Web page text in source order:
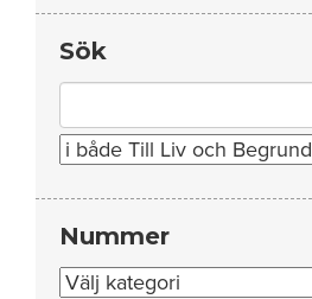
Sök
for:
Nummer
Nummer